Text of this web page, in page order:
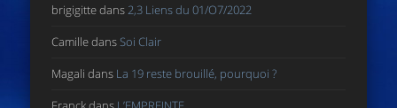
brigigittedans 2,3 Liens du 01/O7/2022
Camilledans Soi Clair
Magali dans La 19 reste brouillé, pourquoi ?